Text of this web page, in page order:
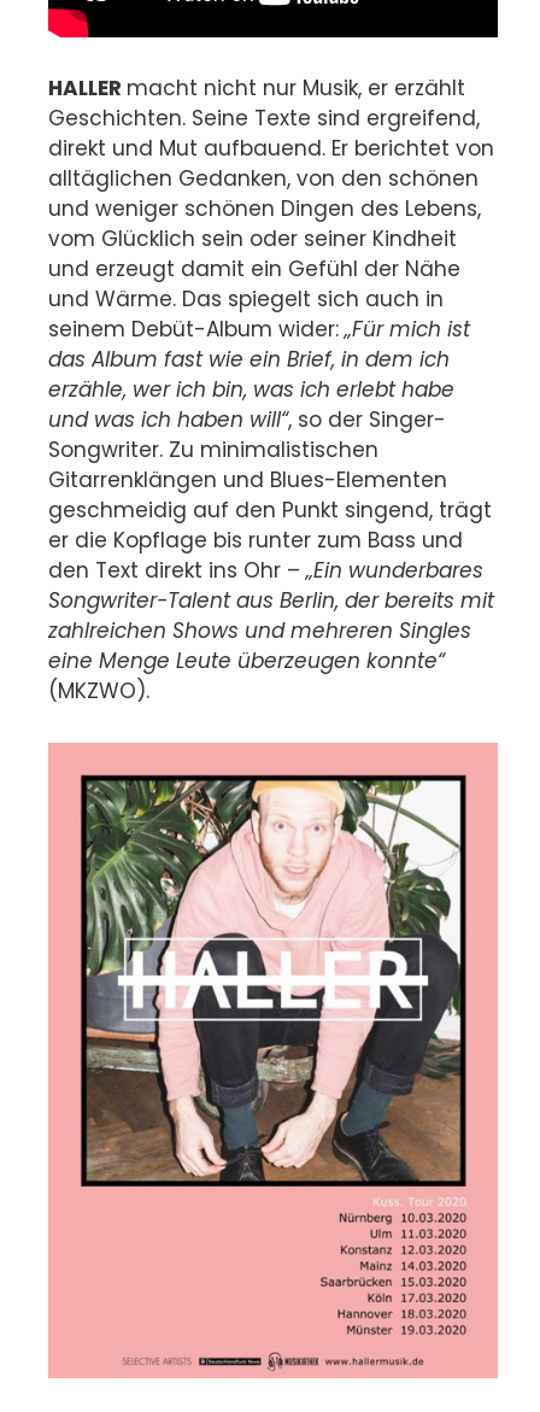
HALLER macht nicht nur Musik, er erzählt
Geschichten. Seine Texte sind ergreifend,
direkt und Mut aufbauend. Er berichtet von
alltäglichen Gedanken, von den schönen
und weniger schönen Dingen des Lebens,
vom Glücklich sein oder seiner Kindheit
und erzeugt damit ein Gefühl der Nähe
und Wärme. Das spiegelt sich auch in
seinem Debüt-Album wider:„Für mich ist
das Album fast wie ein Brief, in dem ich
erzähle, wer ich bin, was ich erlebt habe
und was ich haben will“, so der Singer-
Songwriter. Zu minimalistischen
Gitarrenklängen und Blues-Elementen
geschmeidig auf den Punkt singend, trägt
er die Kopflage bis runter zum Bass und
den Text direkt ins Ohr –„Ein wunderbares
Songwriter-Talent aus Berlin, der bereits mit
zahlreichen Shows und mehreren Singles
eine Menge Leute überzeugen konnte“
(MKZWO).